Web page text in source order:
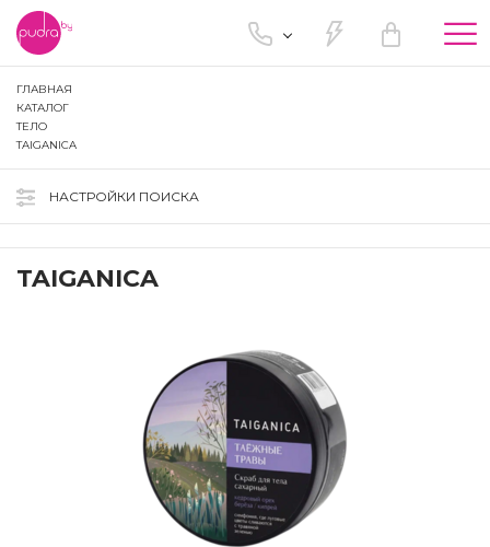
ГЛАВНАЯ
КАТАЛОГ
ТЕЛО
TAIGANICA
НАСТРОЙКИ ПОИСКА
TAIGANICA